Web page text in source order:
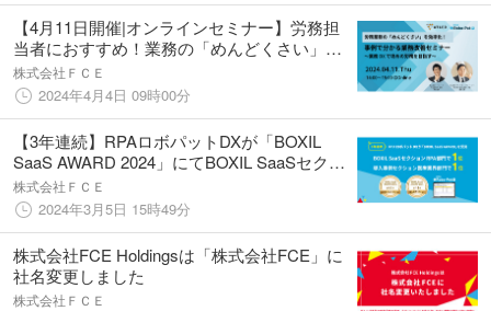
【4月11日開催|オンラインセミナー】労務担
当者におすすめ！業務の「めんどくさい」を
効率化！事例で分かる業務改善セミナー
株式会社ＦＣＥ
2024年4月4日 09時00分
【3年連続】RPAロボパットDXが「BOXIL
SaaS AWARD 2024」にてBOXIL SaaSセクシ
ョンRPA部門で1位、導入事例セクション医療
業界部門で1位を受賞
株式会社ＦＣＥ
2024年3月5日 15時49分
株式会社FCE Holdingsは「株式会社FCE」に
社名変更しました
株式会社ＦＣＥ